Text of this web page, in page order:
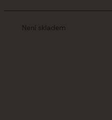
Není skladem